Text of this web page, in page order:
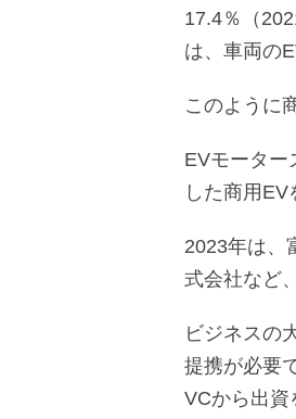
17.4％（
は、車両の
このように
EVモーター
した商用EV
2023年は、
式会社など
ビジネスの
提携が必要
VCから出資